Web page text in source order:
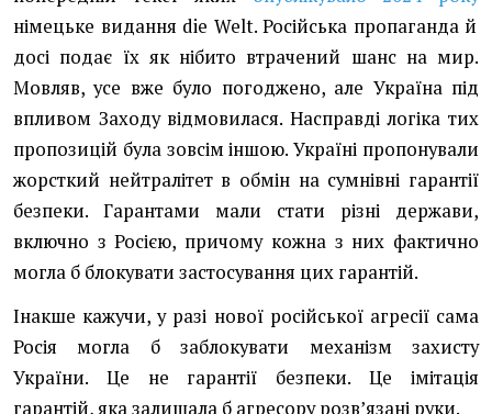
німецьке видання die Welt. Російська пропаганда й
досі подає їх як нібито втрачений шанс на мир.
Мовляв, усе вже було погоджено, але Україна під
впливом Заходу відмовилася. Насправді логіка тих
пропозицій була зовсім іншою. Україні пропонували
жорсткий нейтралітет в обмін на сумнівні гарантії
безпеки. Гарантами мали стати різні держави,
включно з Росією, причому кожна з них фактично
могла б блокувати застосування цих гарантій.
Інакше кажучи, у разі нової російської агресії сама
Росія могла б заблокувати механізм захисту
України. Це не гарантії безпеки. Це імітація
гарантій, яка залишала б агресору розв’язані руки.